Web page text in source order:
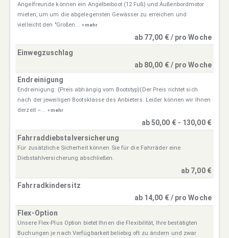
Angelfreunde können ein Angelbeiboot (12 Fuß) und Außenbordmotor
mieten, um um die abgelegensten Gewässer zu erreichen und
vielleicht den "Großen... » mehr
ab 77,00 € / pro Woche
Einwegzuschlag
ab 80,00 € / pro Woche
Endreinigung
Endreinigung: (Preis abhängig vom Bootstyp)(Der Preis richtet sich
nach der jeweiligen Bootsklasse des Anbieters. Leider können wir Ihnen
derzeit –... » mehr
ab 50,00 € - 130,00 €
Fahrraddiebstalversicherung
Für zusätzliche Sicherheit können Sie für die Fahrräder eine
Diebstahlversicherung abschließen.
ab 7,00 €
Fahrradkindersitz
ab 14,00 € / pro Woche
Flex-Option
Unsere Flex-Plus Option bietet Ihnen die Flexibilität, Ihre bestätigten
Buchungen je nach Verfügbarkeit beliebig oft zu ändern und zwar